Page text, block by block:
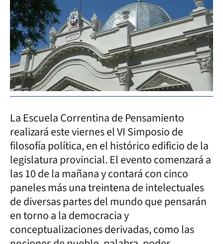
La Escuela Correntina de Pensamiento
realizará este viernes el VI Simposio de
filosofía política, en el histórico edificio de la
legislatura provincial. El evento comenzará a
las 10 de la mañana y contará con cinco
paneles más una treintena de intelectuales
de diversas partes del mundo que pensarán
en torno a la democracia y
conceptualizaciones derivadas, como las